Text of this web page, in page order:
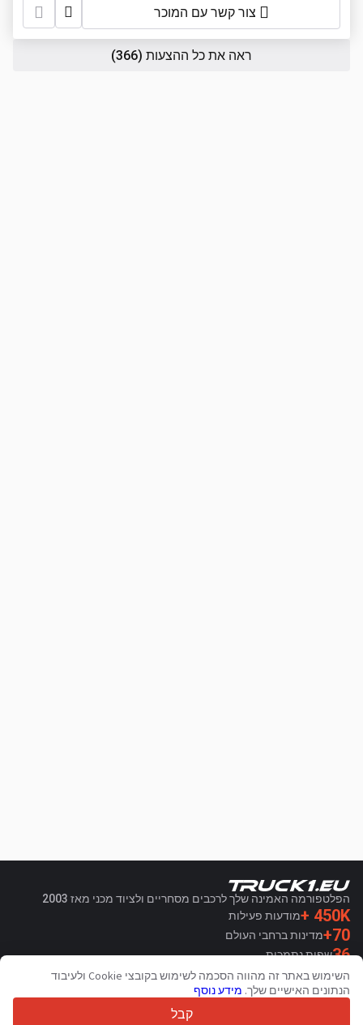
צור קשר עם המוכר
ראה את כל ההצעות (366)
הפלטפורמה האמינה שלך לרכבים מסחריים ולציוד מכני מאז 2003
450K + מודעות פעילות
70+ מדינות ברחבי העולם
36שפות נתמכות
4.7/5
Trustpilot
השימוש באתר זה מהווה הסכמה לשימוש בקובצי Cookie ולעיבוד
הנתונים האישיים שלך. מידע נוסף
קבל